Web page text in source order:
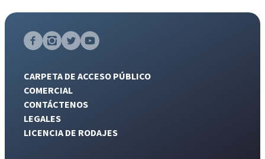
CARPETA DE ACCESO PÚBLICO
COMERCIAL
CONTÁCTENOS
LEGALES
LICENCIA DE RODAJES